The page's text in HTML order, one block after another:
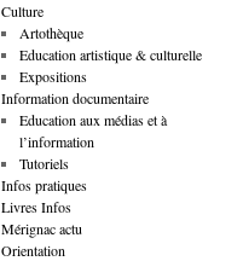
Culture
Artothèque
Education artistique & culturelle
Expositions
Information documentaire
Education aux médias et à
l’information
Tutoriels
Infos pratiques
Livres Infos
Mérignac actu
Orientation